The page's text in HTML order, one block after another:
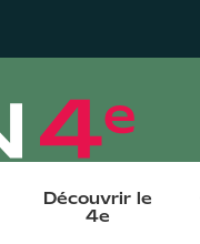
Découvrir le
4e